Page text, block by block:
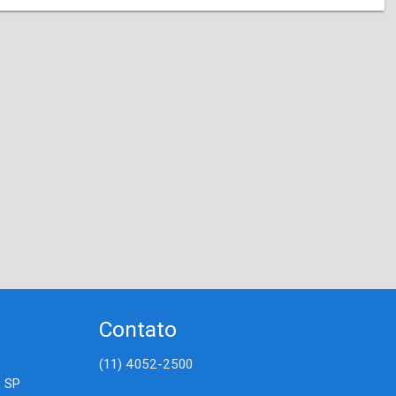
Contato
(11) 4052-2500